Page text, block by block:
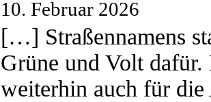
10. Februar 2026
[…] Straßennamens
Grüne und Volt
weiterhin auch für